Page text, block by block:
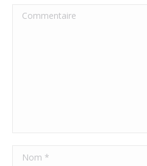
Commentaire
Nom *